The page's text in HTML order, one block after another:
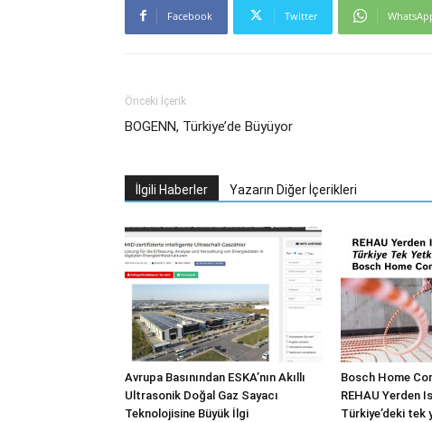
Facebook Twitter
Önceki İçerik
BOGENN, Türkiye’de Büyüyor
İlgili Haberler Yazarın Diğer İçerikleri
Avrupa Basınından ESKA’nın Akıllı
Ultrasonik Doğal Gaz Sayacı
Teknolojisine Büyük İlgi
Bosch Home
REHAU Yerden
Türkiye’deki